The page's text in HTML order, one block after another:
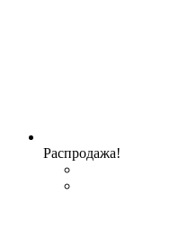
Распродажа!